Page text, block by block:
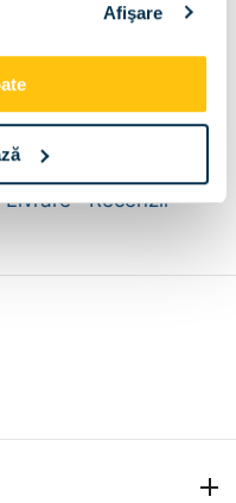
Afişare
Livrare Recenzii